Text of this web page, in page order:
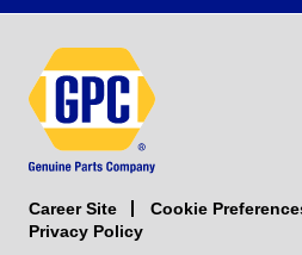
Career Site Cookie
Privacy Policy